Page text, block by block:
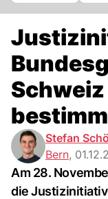
Stefan
Bern,
Am 28.
die